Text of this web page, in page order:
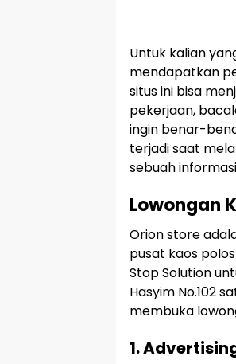
Untuk kalian
mendapatkan
situs ini bisa
pekerjaan,
ingin benar-
terjadi saat
sebuah
Lowongan
Orion store
pusat kaos
Stop Solution
Hasyim No.102
membuka
1.